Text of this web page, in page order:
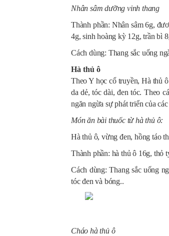
Nhân sâm dưỡng vinh thang
Thành phần: Nhân sâm 6g,
4g, sinh hoàng kỳ 12g, trần bì
Cách dùng: Thang sắc uống
Hà thủ ô
Theo Y học cổ truyền, Hà thủ
da dẻ, tóc dài, đen tóc. Theo
ngăn ngừa sự phát triển của
Món ăn bài thuốc từ hà thủ ô:
Hà thủ ô, vừng đen, hồng táo
Thành phần: hà thủ ô 16g, thỏ
Cách dùng: Thang sắc uống
tóc đen và bóng..
Cháo hà thủ ô